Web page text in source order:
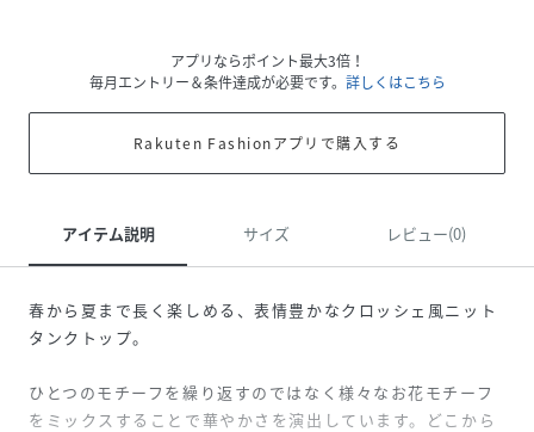
アプリならポイント最大3倍！
毎月エントリー＆条件達成が必要です。 詳しくはこちら
Rakuten Fashionアプリで購入する
アイテム説明 サイズ レビュー(0)
春から夏まで長く楽しめる、表情豊かなクロッシェ風ニット
タンクトップ。
ひとつのモチーフを繰り返すのではなく様々なお花モチーフ
をミックスすることで華やかさを演出しています。どこから